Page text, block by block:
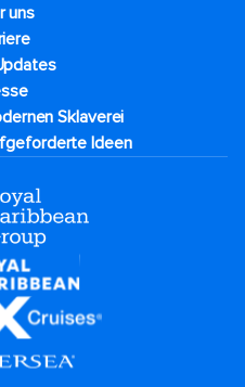
uns
Sklaverei
Ideen